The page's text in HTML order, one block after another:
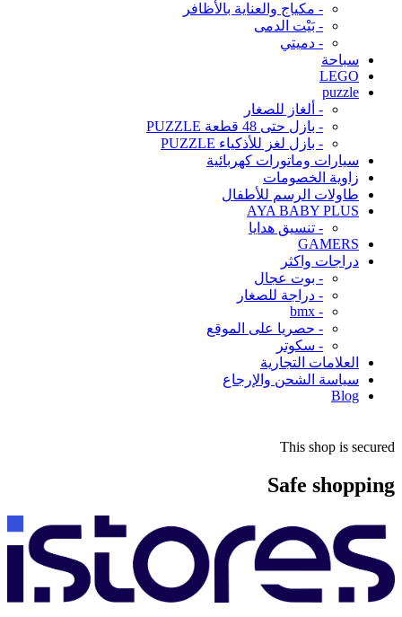
- مكياج والعناية بالأظافر
- بَيْت الدمى
- دميتي
سباحة
LEGO
puzzle
- ألغاز للصغار
- بازل حتى 48 قطعة PUZZLE
- بازل لغز للأذكياء PUZZLE
سيارات وماتورات كهربائية
زاوية الخصومات
طاولات الرسم للأطفال
AYA BABY PLUS
- تنسيق هدايا
GAMERS
دراجات واكثر
- بوت عجال
- دراجة للصغار
- bmx
- حصريا على الموقع
- سكوتر
العلامات التجارية
سياسة الشحن والإرجاع
Blog
This shop is secured
Safe shopping